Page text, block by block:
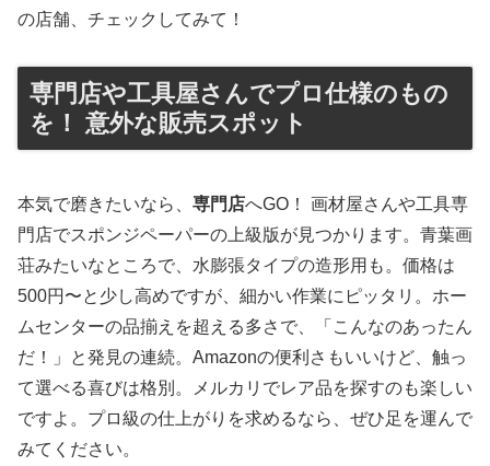
の店舗、チェックしてみて！
専門店や工具屋さんでプロ仕様のもの
を！ 意外な販売スポット
本気で磨きたいなら、 専門店へGO！ 画材屋さんや工具専
門店でスポンジペーパーの上級版が見つかります。青葉画
荘みたいなところで、水膨張タイプの造形用も。価格は
500円〜と少し高めですが、細かい作業にピッタリ。ホー
ムセンターの品揃えを超える多さで、「こんなのあったん
だ！」と発見の連続。Amazonの便利さもいいけど、触っ
て選べる喜びは格別。メルカリでレア品を探すのも楽しい
ですよ。プロ級の仕上がりを求めるなら、ぜひ足を運んで
みてください。